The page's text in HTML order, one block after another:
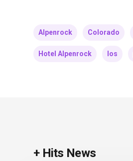
Alpenrock Colorado
Hotel Alpenrock los
+ Hits News